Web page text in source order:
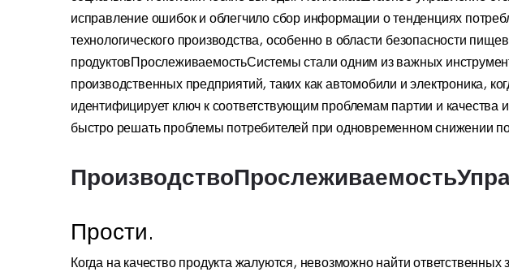
исправление ошибок и облегчило сбор информации о тенденциях
технологического производства, особенно в области безопасности
продуктовПрослеживаемостьСистемы стали одним из важных
производственных предприятий, таких как автомобили и электроника,
идентифицирует ключ к соответствующим проблемам партии и качества
быстро решать проблемы потребителей при одновременном снижении
Прости.
Когда на качество продукта жалуются, невозможно найти